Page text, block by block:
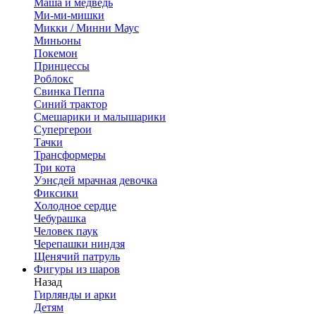
Маша и медведь
Ми-ми-мишки
Микки / Минни Маус
Миньоны
Покемон
Принцессы
Роблокс
Свинка Пеппа
Синий трактор
Смешарики и малышарики
Супергерои
Тачки
Трансформеры
Три кота
Уэнсдей мрачная девочка
Фиксики
Холодное сердце
Чебурашка
Человек паук
Черепашки ниндзя
Щенячий патруль
Фигуры из шаров
Назад
Гирлянды и арки
Детям